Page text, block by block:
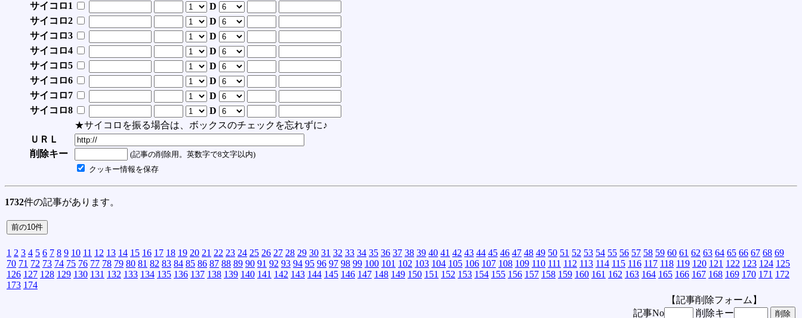
サイコロ1
D
サイコロ2
D
サイコロ3
D
サイコロ4
D
サイコロ5
D
サイコロ6
D
サイコロ7
D
サイコロ8
D
★サイコロを振る場合は、ボックスのチェックを忘れずに♪
ＵＲＬ
削除キー
(記事の削除用。英数字で8文字以内)
クッキー情報を保存
1732件の記事があります。
1 2 3 4 5 6 7 8 9 10 11 12 13 14 15 16 17 18 19 20 21 22 23 24 25 26 27 28 29 30 31 32 33 34 35 36 37 38 39 40 41 42 43 44 45 46 47 48 49 50 51 52 53 54 55 56 57 58 59 60 61 62 63 64 65 66 67 68 69
70 71 72 73 74 75 76 77 78 79 80 81 82 83 84 85 86 87 88 89 90 91 92 93 94 95 96 97 98 99 100 101 102 103 104 105 106 107 108 109 110 111 112 113 114 115 116 117 118 119 120 121 122 123 124 125
126 127 128 129 130 131 132 133 134 135 136 137 138 139 140 141 142 143 144 145 146 147 148 149 150 151 152 153 154 155 156 157 158 159 160 161 162 163 164 165 166 167 168 169 170 171 172
173 174
【記事削除フォーム】
記事No
削除キー